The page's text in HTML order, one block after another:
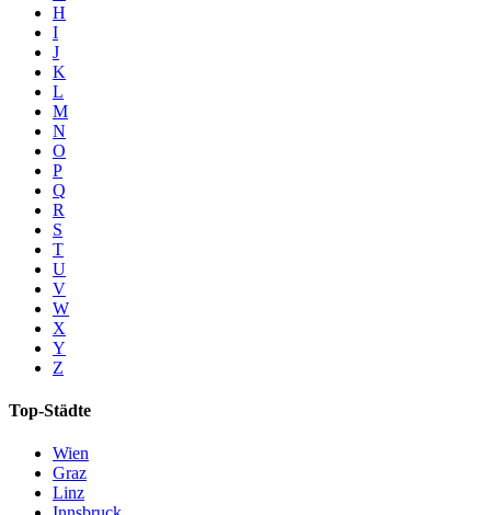
H
I
J
K
L
M
N
O
P
Q
R
S
T
U
V
W
X
Y
Z
Top-Städte
Wien
Graz
Linz